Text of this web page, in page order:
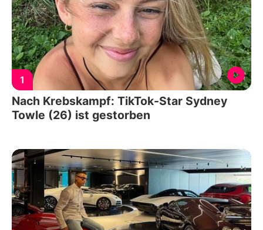
1
Nach Krebskampf: TikTok-Star Sydney
Towle (26) ist gestorben